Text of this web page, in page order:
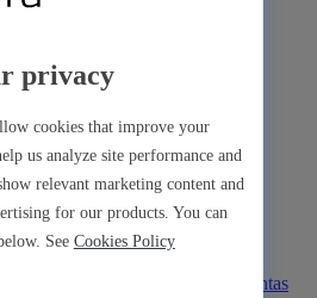
e completa com todas as ferramentas
privacy
cookies that improve your
us analyze site performance and
relevant marketing content and
for our products. You can
See Cookies Policy